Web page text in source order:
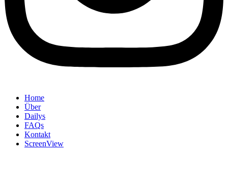
Home
Über
Dailys
FAQs
Kontakt
ScreenView